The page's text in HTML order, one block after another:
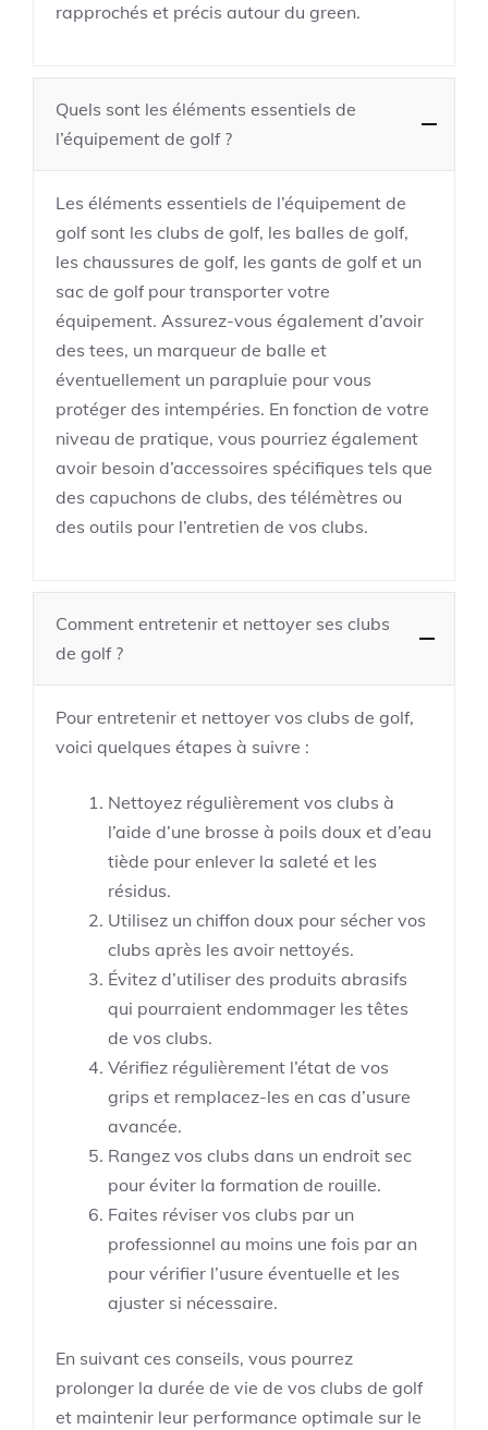
rapprochés et précis autour du green.
Quels sont les éléments essentiels de
l’équipement de golf ?
Les éléments essentiels de l’équipement de
golf sont les clubs de golf, les balles de golf,
les chaussures de golf, les gants de golf et un
sac de golf pour transporter votre
équipement. Assurez-vous également d’avoir
des tees, un marqueur de balle et
éventuellement un parapluie pour vous
protéger des intempéries. En fonction de votre
niveau de pratique, vous pourriez également
avoir besoin d’accessoires spécifiques tels que
des capuchons de clubs, des télémètres ou
des outils pour l’entretien de vos clubs.
Comment entretenir et nettoyer ses clubs
de golf ?
Pour entretenir et nettoyer vos clubs de golf,
voici quelques étapes à suivre :
Nettoyez régulièrement vos clubs à
l’aide d’une brosse à poils doux et d’eau
tiède pour enlever la saleté et les
résidus.
Utilisez un chiffon doux pour sécher vos
clubs après les avoir nettoyés.
Évitez d’utiliser des produits abrasifs
qui pourraient endommager les têtes
de vos clubs.
Vérifiez régulièrement l’état de vos
grips et remplacez-les en cas d’usure
avancée.
Rangez vos clubs dans un endroit sec
pour éviter la formation de rouille.
Faites réviser vos clubs par un
professionnel au moins une fois par an
pour vérifier l’usure éventuelle et les
ajuster si nécessaire.
En suivant ces conseils, vous pourrez
prolonger la durée de vie de vos clubs de golf
et maintenir leur performance optimale sur le